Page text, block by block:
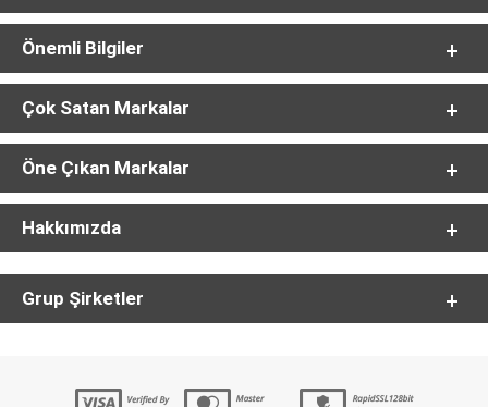
Önemli Bilgiler
Çok Satan Markalar
Öne Çıkan Markalar
Hakkımızda
Grup Şirketler